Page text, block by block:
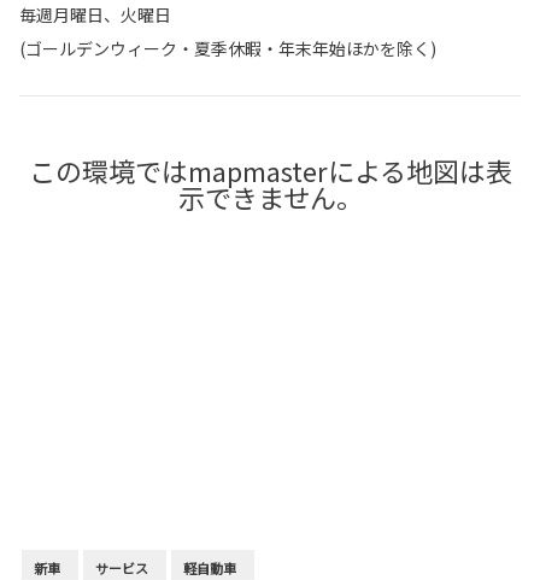
毎週月曜日、火曜日
(ゴールデンウィーク・夏季休暇・年末年始ほかを除く)
新車 サービス 軽自動車
この環境ではmapmasterによる地図は表
示できません。